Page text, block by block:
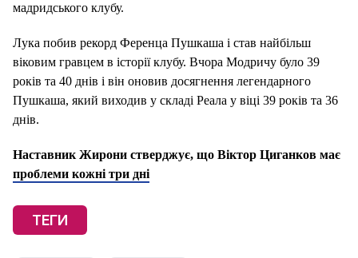
мадридського клубу.
Лука побив рекорд Ференца Пушкаша і став найбільш
віковим гравцем в історії клубу. Вчора Модричу було 39
років та 40 днів і він оновив досягнення легендарного
Пушкаша, який виходив у складі Реала у віці 39 років та 36
днів.
Наставник Жирони стверджує, що Віктор Циганков має
проблеми кожні три дні
ТЕГИ